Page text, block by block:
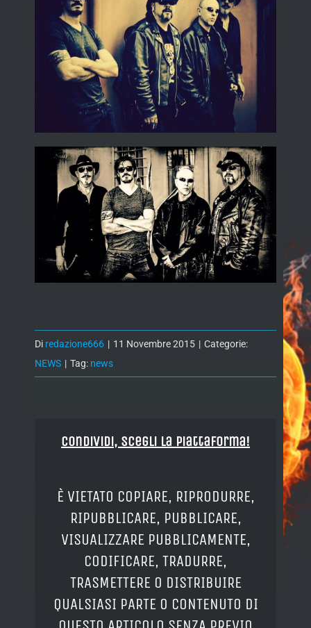
Di redazione666 | 11 Novembre 2015 | Categorie:
NEWS | Tag: news
Condividi, Scegli la piattaforma!
È VIETATO COPIARE, RIPRODURRE,
RIPUBBLICARE, PUBBLICARE,
VISUALIZZARE PUBBLICAMENTE,
CODIFICARE, TRADURRE,
TRASMETTERE O DISTRIBUIRE
QUALSIASI PARTE O CONTENUTO DI